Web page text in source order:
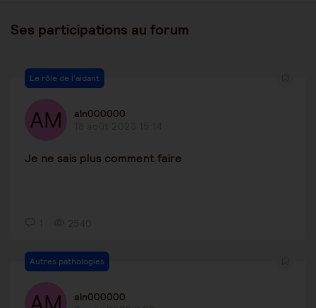
Ses participations au forum
Le rôle de l'aidant
aln000000
Je ne sais plus comment faire
Autres pathologies
aln000000